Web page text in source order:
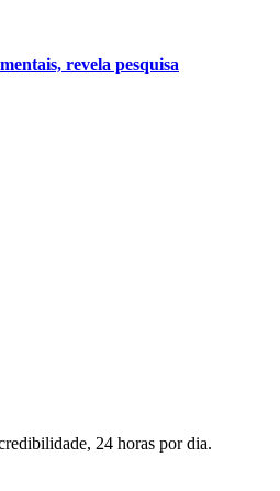
revela pesquisa
24 horas por dia.